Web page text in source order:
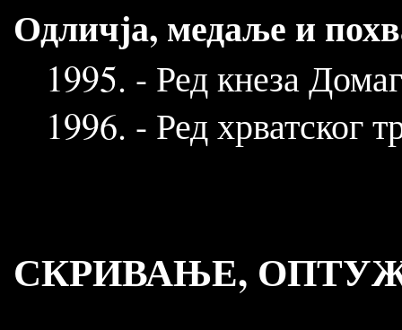
Одличја, медаље и
1995. - Ред кнеза
1996. - Ред хрватског
СКРИВАЊЕ,